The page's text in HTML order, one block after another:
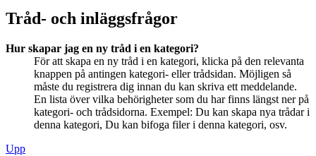
Tråd- och inläggsfrågor
Hur skapar jag en ny tråd i en kategori?
För att skapa en ny tråd i en kategori, klicka på den relevanta
knappen på antingen kategori- eller trådsidan. Möjligen så
måste du registrera dig innan du kan skriva ett meddelande.
En lista över vilka behörigheter som du har finns längst ner på
kategori- och trådsidorna. Exempel: Du kan skapa nya trådar i
denna kategori, Du kan bifoga filer i denna kategori, osv.
Upp